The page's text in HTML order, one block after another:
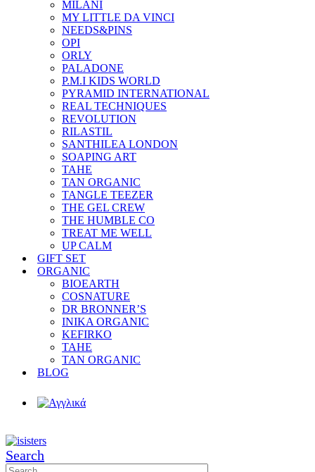
MILANI
MY LITTLE DA VINCI
NEEDS&PINS
OPI
ORLY
PALADONE
P.M.I KIDS WORLD
PYRAMID INTERNATIONAL
REAL TECHNIQUES
REVOLUTION
RILASTIL
SANTHILEA LONDON
SOAPING ART
TAHE
TAN ORGANIC
TANGLE TEEZER
THE GEL CREW
THE HUMBLE CO
TREAT ME WELL
UP CALM
GIFT SET
ORGANIC
BIOEARTH
COSNATURE
DR BRONNER’S
INIKA ORGANIC
KEFIRKO
TAHE
TAN ORGANIC
BLOG
Search